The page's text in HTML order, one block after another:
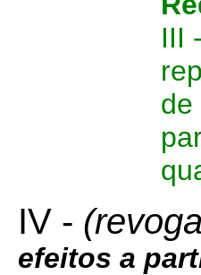
III
de
IV -
efeitos a